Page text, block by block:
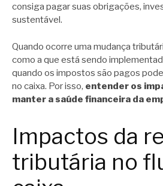
consiga pagar suas obrigações,
sustentável.
Quando ocorre uma mudança
como a que está sendo
quando os impostos são pagos
no caixa. Por isso, entender os
manter a saúde financeira da
Impactos da
tributária no